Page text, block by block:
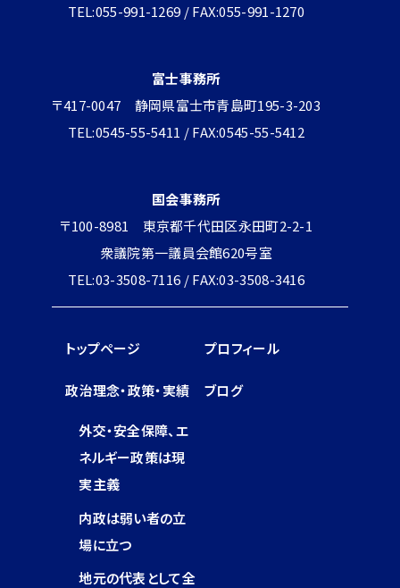
TEL:055-991-1269 / FAX:055-991-1270
富士事務所
〒417-0047 静岡県富士市青島町195-3-203
TEL:0545-55-5411 / FAX:0545-55-5412
国会事務所
〒100-8981 東京都千代田区永田町2-2-1
衆議院第一議員会館620号室
TEL:03-3508-7116 / FAX:03-3508-3416
トップページ プロフィール
政治理念・政策・実績
外交・安全保障、エ
ネルギー政策は現
実主義
内政は弱い者の立
場に立つ
地元の代表として全
ブログ